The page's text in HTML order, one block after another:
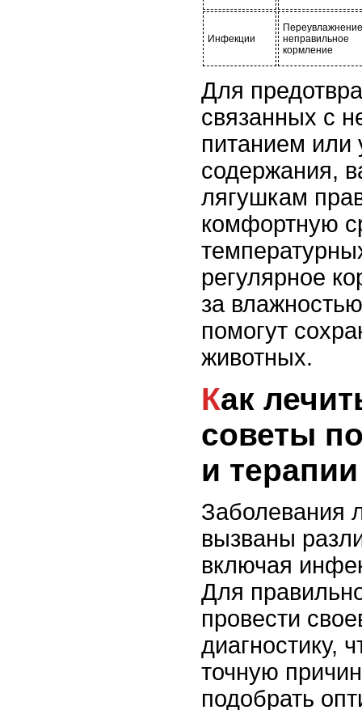
Инфекции
неправильное
кормление
Для
связанных с
питанием или
содержания,
лягушкам
комфортную
регулярное
за
помогут
животных.
Как лечить лягушек:
советы
и терапии
Заболевания
вызваны
включая
Для
провести
диагностику,
точную
подобрать